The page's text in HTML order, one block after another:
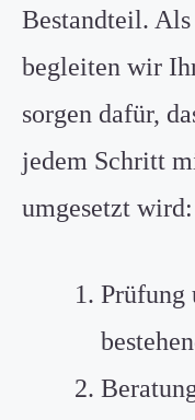
Bestandteil.
begleiten wir
sorgen dafür,
jedem Schritt
umgesetzt wird:
Prüfung